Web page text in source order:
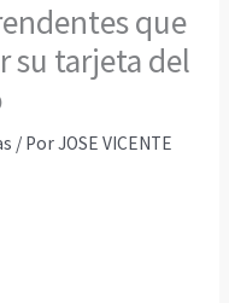
que
su tarjeta del
/ PorJOSE VICENTE